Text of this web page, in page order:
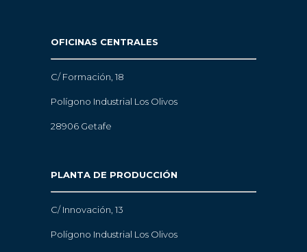
OFICINAS CENTRALES
C/ Formación, 18
Polígono Industrial Los Olivos
28906 Getafe
PLANTA DE PRODUCCIÓN
C/ Innovación, 13
Polígono Industrial Los Olivos